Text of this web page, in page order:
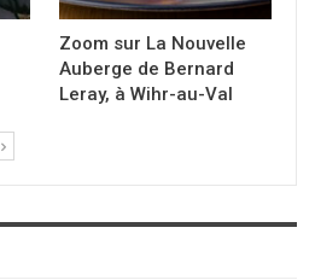
Zoom sur La Nouvelle
Auberge de Bernard
Leray, à Wihr-au-Val